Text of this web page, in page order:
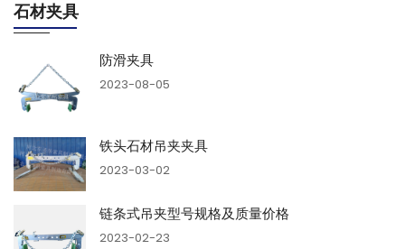
石材夹具
防滑夹具
2023-08-05
铁头石材吊夹夹具
2023-03-02
链条式吊夹型号规格及质量价格
2023-02-23